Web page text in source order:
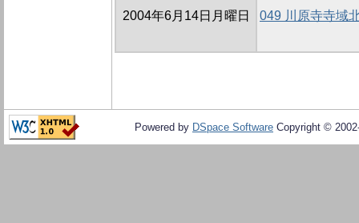
2004年6月14日月曜日 049 川原寺寺域
Powered by DSpace Software Copyright ©